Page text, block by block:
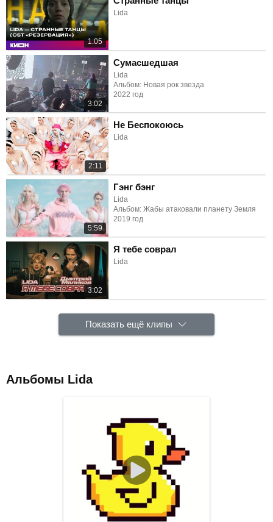
1:05
Lida
3:02
Сумасшедшая
Lida
Альбом: Новая рок звезда
2022 год
2:11
Не Беспокоюсь
Lida
5:59
Гэнг бэнг
Lida
Альбом: Жабы атаковали планету Земля
2019 год
3:02
Я тебе соврал
Lida
Показать ещё клипы
Альбомы Lida